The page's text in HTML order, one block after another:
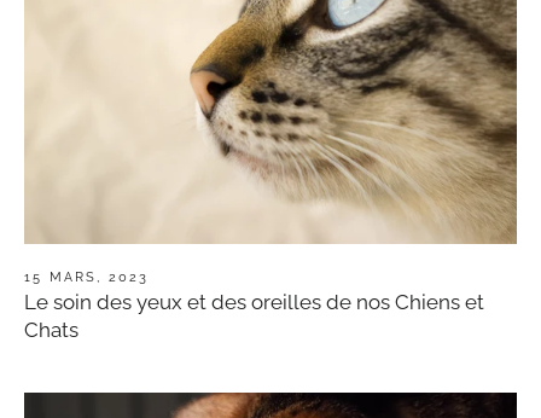
15 MARS, 2023
Le soin des yeux et des oreilles de nos Chiens et
Chats